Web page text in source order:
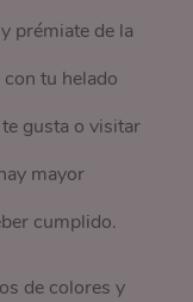
prémiate de la
tu helado
gusta o visitar
mayor
cumplido.
de colores y